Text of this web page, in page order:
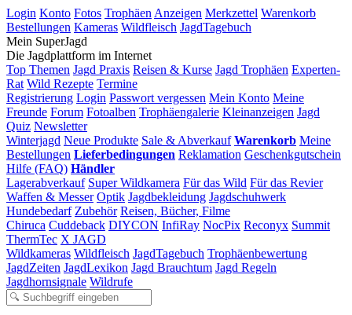
Login Konto Fotos Trophäen Anzeigen Merkzettel Warenkorb
Bestellungen Kameras Wildfleisch JagdTagebuch
Mein SuperJagd
Die Jagdplattform im Internet
Top Themen Jagd Praxis Reisen & Kurse Jagd Trophäen Experten-
Rat Wild Rezepte Termine
Registrierung Login Passwort vergessen Mein Konto Meine
Freunde Forum Fotoalben Trophäengalerie Kleinanzeigen Jagd
Quiz Newsletter
Winterjagd Neue Produkte Sale & Abverkauf Warenkorb Meine
Bestellungen Lieferbedingungen Reklamation Geschenkgutschein
Hilfe (FAQ) Händler
Lagerabverkauf Super Wildkamera Für das Wild Für das Revier
Waffen & Messer Optik Jagdbekleidung Jagdschuhwerk
Hundebedarf Zubehör Reisen, Bücher, Filme
Chiruca Cuddeback DIYCON InfiRay NocPix Reconyx Summit
ThermTec X JAGD
Wildkameras Wildfleisch JagdTagebuch Trophäenbewertung
JagdZeiten JagdLexikon Jagd Brauchtum Jagd Regeln
Jagdhornsignale Wildrufe